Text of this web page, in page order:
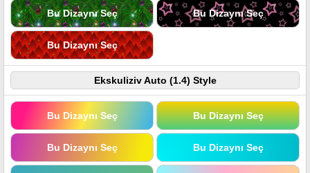
Bu Dizaynı Seç Bu Dizaynı Seç
Bu Dizaynı Seç
Ekskuliziv Auto (1.4) Style
Bu Dizaynı Seç Bu Dizaynı Seç
Bu Dizaynı Seç Bu Dizaynı Seç